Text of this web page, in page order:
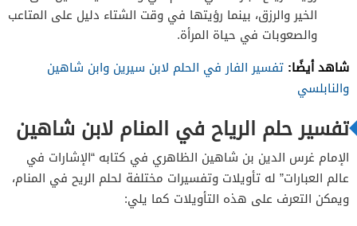
الخير والرزق، بينما رؤيتها في وقت الشتاء دليل على المتاعب
والصعوبات في حياة المرأة.
شاهد أيضًا: تفسير الفار في الحلم لابن سيرين وابن شاهين
والنابلسي
تفسير حلم الرياح في المنام لابن شاهين
الإمام غرس الدين بن شاهين الظاهري في كتابه “الإشارات في
عالم العبارات” له تأويلات وتفسيرات مختلفة لحلم الريح في المنام،
ويمكن التعرف على هذه التأويلات كما يلي: